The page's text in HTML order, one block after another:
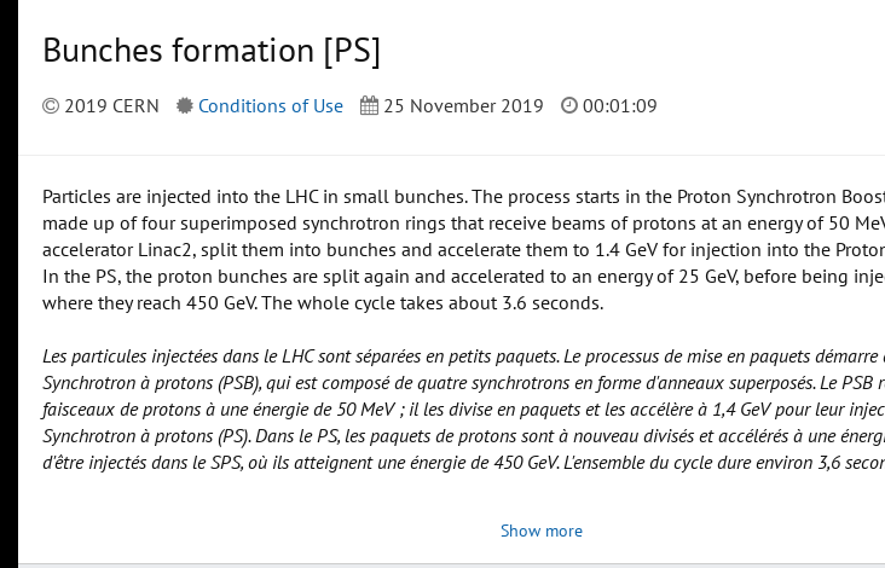
Bunches formation [PS]
2019 CERN Conditions of Use 25 November 2019 00:01:09
Particles are injected into the LHC in small bunches. The process starts in the Proton Synchrotron
made up of four superimposed synchrotron rings that receive beams of protons at an energy of 50
accelerator Linac2, split them into bunches and accelerate them to 1.4 GeV for injection into the
In the PS, the proton bunches are split again and accelerated to an energy of 25 GeV, before being
where they reach 450 GeV. The whole cycle takes about 3.6 seconds.
Les particules injectées dans le LHC sont séparées en petits paquets. Le processus de mise en paquets
Synchrotron à protons (PSB), qui est composé de quatre synchrotrons en forme d'anneaux superposés. Le PSB
faisceaux de protons à une énergie de 50 MeV ; il les divise en paquets et les accélère à 1,4 GeV pour leur
Synchrotron à protons (PS). Dans le PS, les paquets de protons sont à nouveau divisés et accélérés à une
d'être injectés dans le SPS, où ils atteignent une énergie de 450 GeV. L'ensemble du cycle dure environ 3,6
Show more